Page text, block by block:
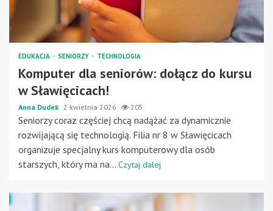
EDUKACJA SENIORZY TECHNOLOGIA
Komputer dla seniorów: dołącz do kursu
w Sławięcicach!
Anna Dudek 2 kwietnia 2026 205
Seniorzy coraz częściej chcą nadążać za dynamicznie
rozwijającą się technologią. Filia nr 8 w Sławięcicach
organizuje specjalny kurs komputerowy dla osób
starszych, który ma na... Czytaj dalej